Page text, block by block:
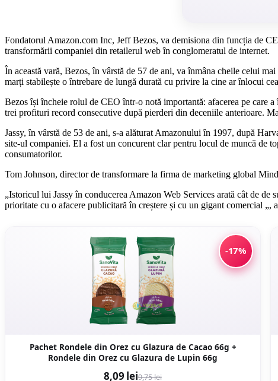
Fondatorul Amazon.com Inc, Jeff Bezos, va demisiona din funcția de
transformării companiei din retailerul web în conglomeratul de internet.
În această vară, Bezos, în vârstă de 57 de ani, va înmâna cheile celui
marți stabilește o întrebare de lungă durată cu privire la cine ar înlocui
Bezos își încheie rolul de CEO într-o notă importantă: afacerea pe care
trei profituri record consecutive după pierderi din deceniile anterioare.
Jassy, ​​în vârstă de 53 de ani, s-a alăturat Amazonului în 1997, după
site-ul companiei. El a fost un concurent clar pentru locul de muncă de
consumatorilor.
Tom Johnson, director de transformare la firma de marketing global
„Istoricul lui Jassy în conducerea Amazon Web Services arată cât de de
prioritate cu o afacere publicitară în creștere și cu un gigant comercial „,
-17%
Pachet Rondele din Orez cu Glazura de Cacao 66g +
Rondele din Orez cu Glazura de Lupin 66g
8,09 lei9,75 lei